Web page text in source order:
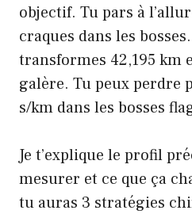
objectif. Tu pars à
craques dans les
transformes 42,195 km
galère. Tu peux perdre
s/km dans les bosses
Je t’explique le profil
mesurer et ce que ça
tu auras 3 stratégies